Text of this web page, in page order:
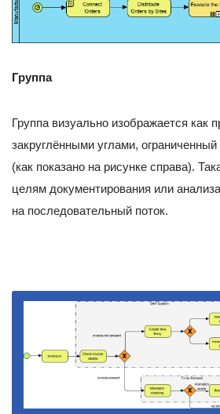
Группа
Группа визуально изображается как
закруглёнными углами,
(как показано на рисунке справа).
целям документирования или
на последовательный поток.